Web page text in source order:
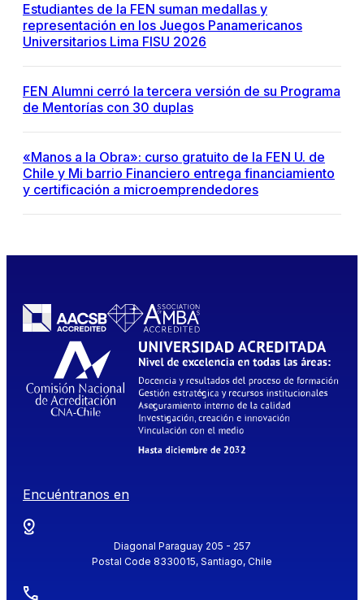
Estudiantes de la FEN suman medallas y
representación en los Juegos Panamericanos
Universitarios Lima FISU 2026
FEN Alumni cerró la tercera versión de su Programa
de Mentorías con 30 duplas
«Manos a la Obra»: curso gratuito de la FEN U. de
Chile y Mi barrio Financiero entrega financiamiento
y certificación a microemprendedores
Encuéntranos en
Diagonal Paraguay 205 - 257
Postal Code 8330015, Santiago, Chile